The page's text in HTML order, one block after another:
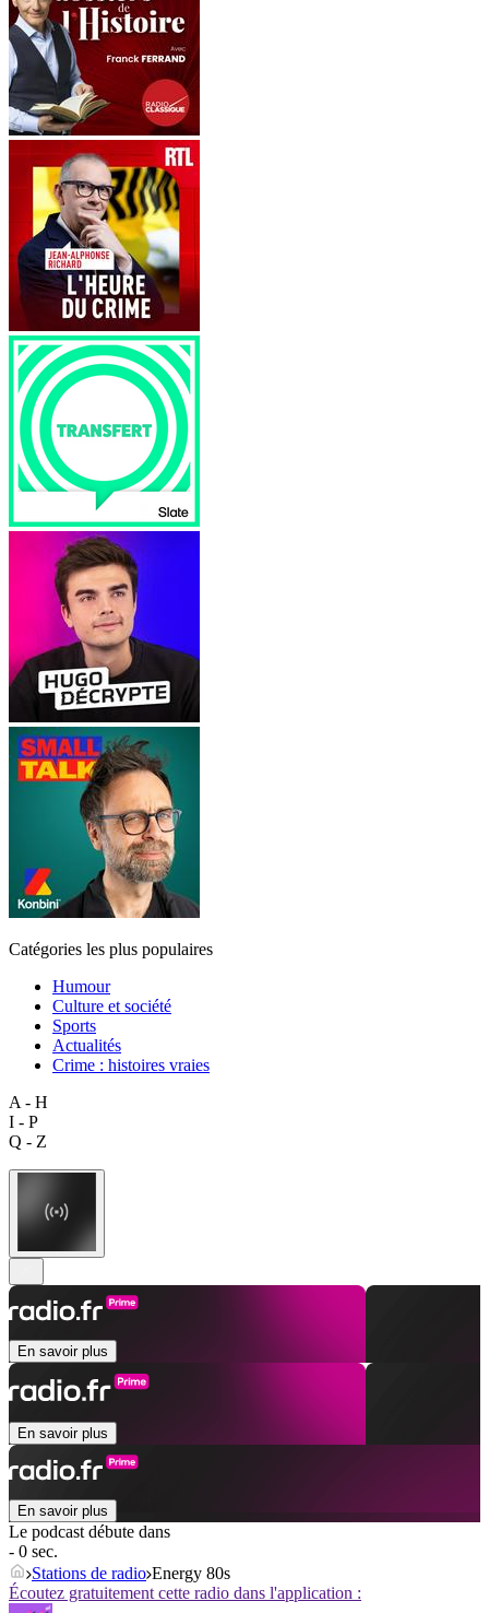
Catégories les plus populaires
Humour
Culture et société
Sports
Actualités
Crime : histoires vraies
A - H
I - P
Q - Z
En savoir plus
En savoir plus
En savoir plus
Le podcast débute dans
- 0 sec.
Stations de radio Energy 80s
Écoutez gratuitement cette radio dans l'application :